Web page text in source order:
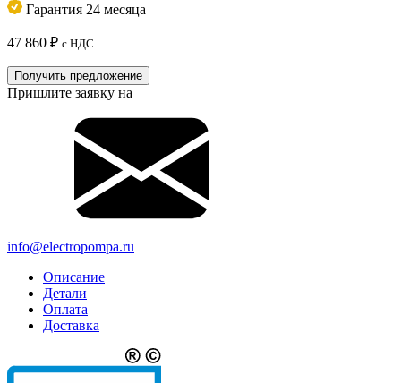
Гарантия 24 месяца
47 860 ₽ с НДС
Получить предложение
Пришлите заявку на
info@electropompa.ru
Описание
Детали
Оплата
Доставка